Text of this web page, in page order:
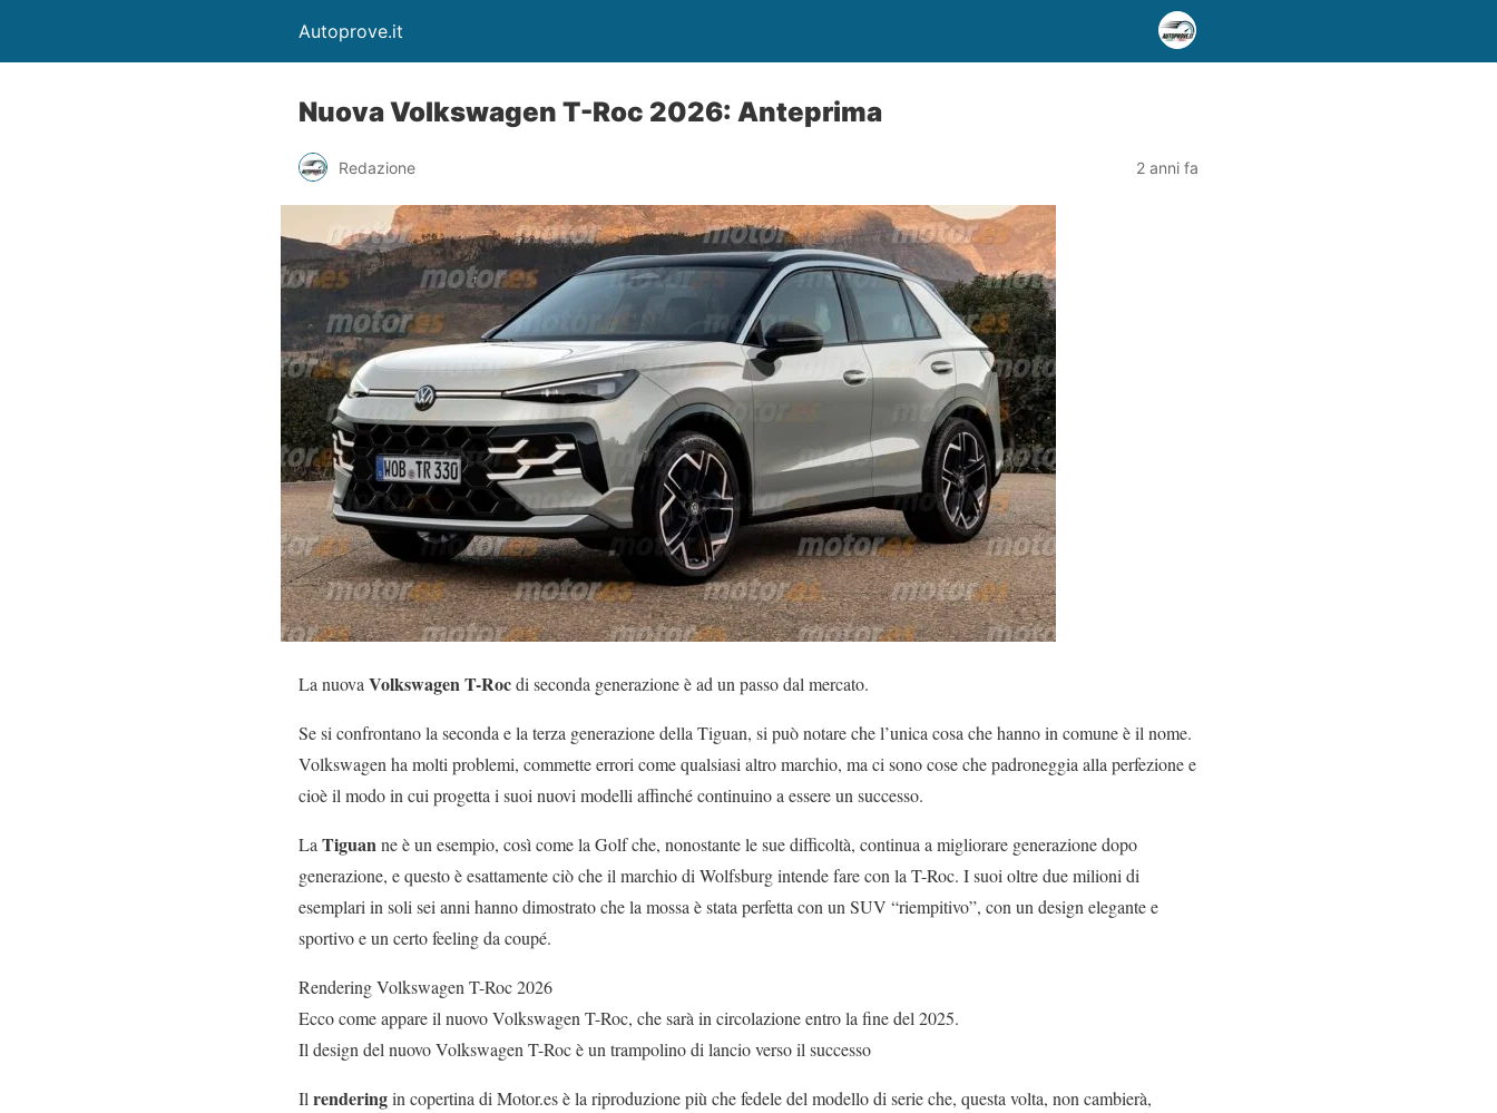
Autoprove.it
Nuova Volkswagen T-Roc 2026: Anteprima
Redazione 2 anni fa
La nuova Volkswagen T-Rocdi seconda generazione è ad un passo dal mercato.
Se si confrontano la seconda e la terza generazione della Tiguan, si può notare che l’unica cosa che hanno in comune è il nome.
Volkswagen ha molti problemi, commette errori come qualsiasi altro marchio, ma ci sono cose che padroneggia alla perfezione e
cioè il modo in cui progetta i suoi nuovi modelli affinché continuino a essere un successo.
La Tiguanne è un esempio, così come la Golf che, nonostante le sue difficoltà, continua a migliorare generazione dopo
generazione, e questo è esattamente ciò che il marchio di Wolfsburg intende fare con la T-Roc. I suoi oltre due milioni di
esemplari in soli sei anni hanno dimostrato che la mossa è stata perfetta con un SUV “riempitivo”, con un design elegante e
sportivo e un certo feeling da coupé.
Rendering Volkswagen T-Roc 2026
Ecco come appare il nuovo Volkswagen T-Roc, che sarà in circolazione entro la fine del 2025.
Il design del nuovo Volkswagen T-Roc è un trampolino di lancio verso il successo
Il renderingin copertina di Motor.es è la riproduzione più che fedele del modello di serie che, questa volta, non cambierà,